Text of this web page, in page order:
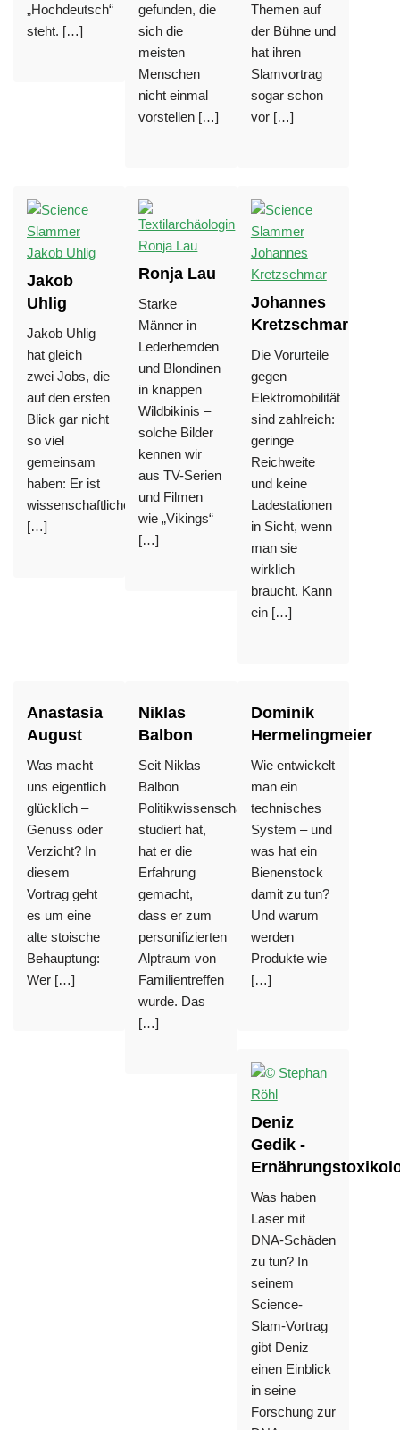
„Hochdeutsch“
steht. […]
gefunden, die
sich die
meisten
Menschen
nicht einmal
vorstellen […]
Themen auf
der Bühne und
hat ihren
Slamvortrag
sogar schon
vor […]
Jakob
Uhlig
Jakob Uhlig
hat gleich
zwei Jobs, die
auf den ersten
Blick gar nicht
so viel
gemeinsam
haben: Er ist
wissenschaftlicher
[…]
Ronja Lau
Starke
Männer in
Lederhemden
und Blondinen
in knappen
Wildbikinis –
solche Bilder
kennen wir
aus TV-Serien
und Filmen
wie „Vikings“
[…]
Johannes
Kretzschmar
Die Vorurteile
gegen
Elektromobilität
sind zahlreich:
geringe
Reichweite
und keine
Ladestationen
in Sicht, wenn
man sie
wirklich
braucht. Kann
ein […]
Anastasia
August
Was macht
uns eigentlich
glücklich –
Genuss oder
Verzicht? In
diesem
Vortrag geht
es um eine
alte stoische
Behauptung:
Wer […]
Niklas
Balbon
Seit Niklas
Balbon
Politikwissenschaften
studiert hat,
hat er die
Erfahrung
gemacht,
dass er zum
personifizierten
Alptraum von
Familientreffen
wurde. Das
[…]
Dominik
Hermelingmeier
Wie entwickelt
man ein
technisches
System – und
was hat ein
Bienenstock
damit zu tun?
Und warum
werden
Produkte wie
[…]
Deniz
Gedik -
Was haben
Laser mit
DNA-Schäden
zu tun? In
seinem
Science-
Slam-Vortrag
gibt Deniz
einen Einblick
in seine
Forschung zur